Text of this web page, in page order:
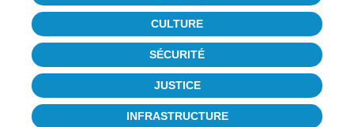
CULTURE
SÉCURITÉ
JUSTICE
INFRASTRUCTURE